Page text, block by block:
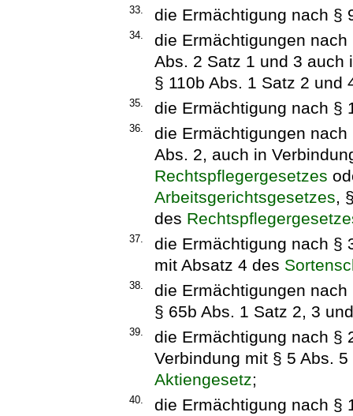
33. die Ermächtigung nach §
34.
die Ermächtigungen
Abs. 2 Satz 1 und 3 auch
§ 110b Abs. 1 Satz 2 und
35. die Ermächtigung nach §
36.
die Ermächtigungen
Abs. 2, auch in
Rechtspflegergesetzes
Arbeitsgerichtsgesetzes,
des
37.
die Ermächtigung nach §
mit Absatz 4 des
38.
die Ermächtigungen
§ 65b Abs. 1 Satz 2, 3
39.
die Ermächtigung nach §
Verbindung mit § 5 Abs.
Aktiengesetz;
40.
die Ermächtigung nach §